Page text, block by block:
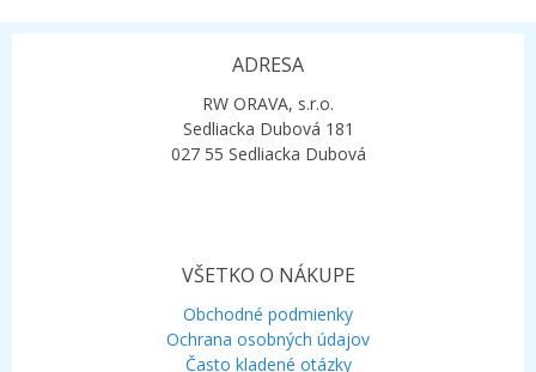
ADRESA
RW ORAVA, s.r.o.
Sedliacka Dubová 181
027 55 Sedliacka Dubová
VŠETKO O NÁKUPE
Obchodné podmienky
Ochrana osobných údajov
Často kladené otázky